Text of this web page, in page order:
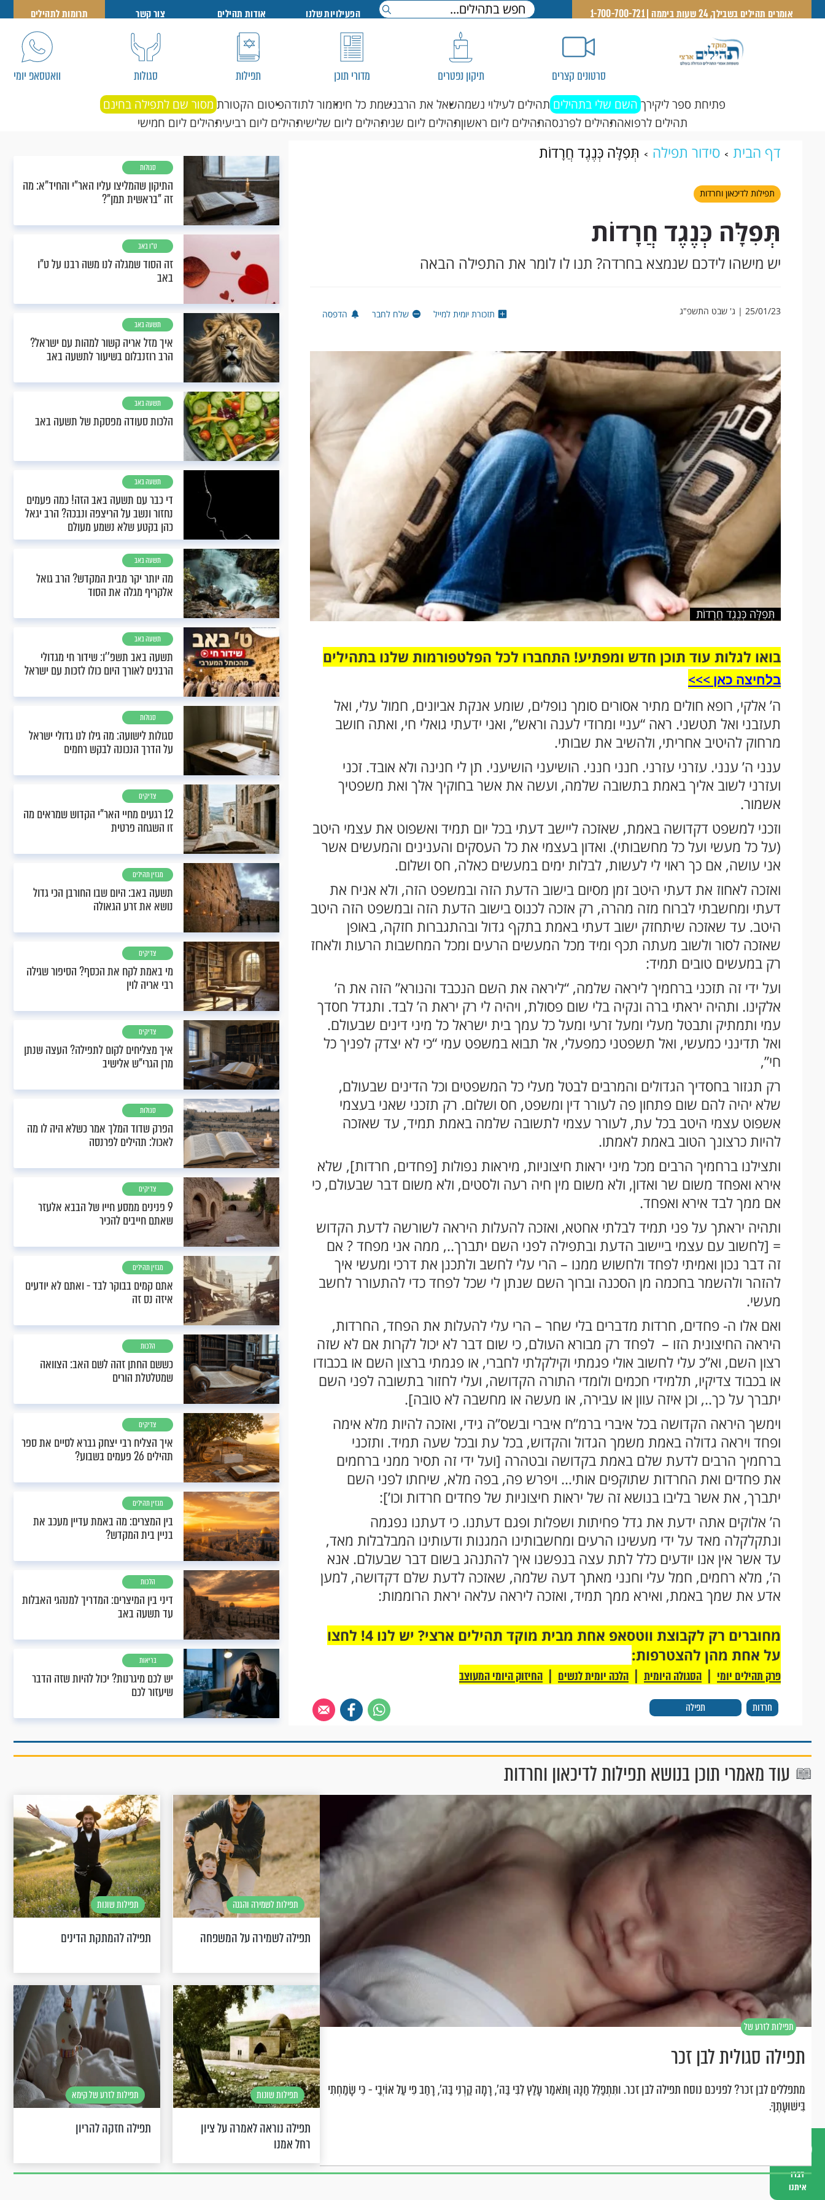
דברו
איתנו
אומרים תהילים בשבילך, 24 שעות ביממה | 1-700-700-721 הפעילויות שלנו אודות תהילים צור קשר תרומות לתהילים
סרטונים קצרים תיקון נפטרים מדורי תוכן תפילות סגולות וואטסאפ יומי
פתיחת ספר ליקירך השם שלי בתהילים תהילים לעילוי נשמהשאל את הרבנשמת כל חימזמור לתודהפיטום הקטורת מסור שם לתפילה בחינם
תהילים לרפואהתהילים לפרנסהתהילים ליום ראשוןתהילים ליום שניתהילים ליום שלישיתהילים ליום רביעיתהילים ליום חמישי
דף הבית סידור תפילה תְּפִלָּה כְּנֶגֶד חֲרָדוֹת
תפילות לדיכאון וחרדות
תְּפִלָּה כְּנֶגֶד חֲרָדוֹת
יש מישהו לידכם שנמצא בחרדה? תנו לו לומר את התפילה הבאה
25/01/23 | ג' שבט התשפ"ג תזכורת יומית למייל שלח לחבר הדפסה
תְּפִלָּה כְּנֶגֶד חֲרָדוֹת
בואו לגלות עוד תוכן חדש ומפתיע! התחברו לכל הפלטפורמות שלנו בתהילים
בלחיצה כאן >>>​
ה’ אלקי, רופא חולים מתיר אסורים סומך נופלים, שומע אנקת אביונים, חמול עלי, ואל
תעזבני ואל תטשני. ראה “עניי ומרודי לענה וראש”, ואני ידעתי גואלי חי, ואתה חושב
מרחוק להיטיב אחריתי, ולהשיב את שבותי.
ענני ה’ ענני. עזרני עזרני. חנני חנני. הושיעני הושיעני. תן לי חנינה ולא אובד. זכני
ועזרני לשוב אליך באמת בתשובה שלמה, ועשה את אשר בחוקיך אלך ואת משפטיך
אשמור.
וזכני למשפט דקדושה באמת, שאזכה ליישב דעתי בכל יום תמיד ואשפוט את עצמי היטב
(על כל מעשי ועל כל מחשבותי). ואדון בעצמי את כל העסקים והענינים והמעשים אשר
אני עושה, אם כך ראוי לי לעשות, לבלות ימים במעשים כאלה, חס ושלום.
ואזכה לאחוז את דעתי היטב זמן מסיום בישוב הדעת הזה ובמשפט הזה, ולא אניח את
דעתי ומחשבתי לברוח מזה מהרה, רק אזכה לכנוס בישוב הדעת הזה ובמשפט הזה היטב
היטב. עד שאזכה שיתחזק ישוב דעתי באמת בתקף גדול ובהתגברות חזקה, באופן
שאזכה לסור ולשוב מעתה תכף ומיד מכל המעשים הרעים ומכל המחשבות הרעות ולאחז
רק במעשים טובים תמיד:
ועל ידי זה תזכני ברחמיך ליראה שלמה, “ליראה את השם הנכבד והנורא” הזה את ה’
אלקינו. ותהיה יראתי ברה ונקיה בלי שום פסולת, ויהיה לי רק יראת ה’ לבד. ותגדל חסדך
עמי ותמתיק ותבטל מעלי ומעל זרעי ומעל כל עמך בית ישראל כל מיני דינים שבעולם.
ואל תדינני כמעשי, ואל תשפטני כמפעלי, אל תבוא במשפט עמי “כי לא יצדק לפניך כל
חי”,
רק תגזור בחסדיך הגדולים והמרבים לבטל מעלי כל המשפטים וכל הדינים שבעולם,
שלא יהיה להם שום פתחון פה לעורר דין ומשפט, חס ושלום. רק תזכני שאני בעצמי
אשפוט עצמי היטב בכל עת, לעורר עצמי לתשובה שלמה באמת תמיד, עד שאזכה
להיות כרצונך הטוב באמת לאמתו.
ותצילנו ברחמיך הרבים מכל מיני יראות חיצוניות, מיראות נפולות [פחדים, חרדות], שלא
אירא ואפחד משום שר ואדון, ולא משום מין חיה רעה ולסטים, ולא משום דבר שבעולם, כי
אם ממך לבד אירא ואפחד.
ותהיה יראתך על פני תמיד לבלתי אחטא, ואזכה להעלות היראה לשורשה לדעת הקדוש
= [לחשוב עם עצמי ביישוב הדעת ובתפילה לפני השם יתברך.., ממה אני מפחד ? אם
זה דבר נכון ואמיתי לפחד ולחשוש ממנו – הרי עלי לחשב ולתכנן את דרכי ומעשי איך
להזהר ולהשמר בחכמה מן הסכנה וברוך השם שנתן לי שכל לפחד כדי להתעורר לחשב
מעשי.
ואם אלו ה- פחדים, חרדות מדברים בלי שחר – הרי עלי להעלות את הפחד, החרדות,
היראה החיצונית הזו – לפחד רק מבורא העולם, כי שום דבר לא יכול לקרות אם לא שזה
רצון השם, וא”כ עלי לחשוב אולי פגמתי וקילקלתי לחברי, או פגמתי ברצון השם או בכבודו
או בכבוד צדיקיו, תלמידי חכמים ולומדי התורה הקדושה, ועלי לחזור בתשובה לפני השם
יתברך על כך.., וכן איזה עוון או עבירה, או מעשה או מחשבה לא טובה].
וימשך היראה הקדושה בכל איברי ברמ”ח איברי ובשס”ה גידי, ואזכה להיות מלא אימה
ופחד ויראה גדולה באמת משמך הגדול והקדוש, בכל עת ובכל שעה תמיד. ותזכני
ברחמיך הרבים לדעת שלם באמת בקדושה ובטהרה [ועל ידי זה תסיר ממני ברחמים
את פחדים ואת החרדות שתוקפים אותי… ויפרש פה, בפה מלא, שיחתו לפני השם
יתברך, את אשר בליבו בנושא זה של יראות חיצוניות של פחדים חרדות וכו’]:
ה’ אלוקים אתה ידעת את גדל פחיתות ושפלות ופגם דעתנו. כי דעתנו נפגמה
ונתקלקלה מאד על ידי מעשינו הרעים ומחשבותינו המגנות ודעותינו המבלבלות מאד,
עד אשר אין אנו יודעים כלל לתת עצה בנפשנו איך להתנהג בשום דבר שבעולם. אנא
ה’, מלא רחמים, חמל עלי וחנני מאתך דעה שלמה, שאזכה לדעת שלם דקדושה, למען
אדע את שמך באמת, ואירא ממך תמיד, ואזכה ליראה עלאה יראת הרוממות:
חרדות תפילה
מחוברים רק לקבוצת ווטסאפ אחת מבית מוקד תהילים ארצי? יש לנו 4! לחצו
על אחת מהן להצטרפות:
פרק תהילים יומי | הסגולה היומית | הלכה יומית לנשים | החיזוק היומי המעוצב
סגולות
התיקון שהמליצו עליו האר"י והחיד"א: מה
זה "בראשית תמן"?
ט"ו באב
זה הסוד שמגלה לנו משה רבנו על ט"ו
באב
תשעה באב
איך מזל אריה קשור למהות עם ישראל?
הרב רוזנבלום בשיעור לתשעה באב
תשעה באב
הלכות סעודה מפסקת של תשעה באב
תשעה באב
די כבר עם תשעה באב הזה! כמה פעמים
נחזור ונשב על הריצפה ונבכה? הרב יגאל
כהן בקטע שלא נשמע מעולם
תשעה באב
מה יותר יקר מבית המקדש? הרב גואל
אלקריף מגלה את הסוד
תשעה באב
תשעה באב תשפ''ו: שידור חי מגדולי
הרבנים לאורך היום כולו לזכות עם ישראל
סגולות
סגולות לישועה: מה גילו לנו גדולי ישראל
על הדרך הנכונה לבקש רחמים
צדיקים
12 רגעים מחיי האר"י הקדוש שמראים מה
זו השגחה פרטית
מגזין תהילים
תשעה באב: היום שבו החורבן הכי גדול
נושא את זרע הגאולה
צדיקים
מי באמת לקח את הכסף? הסיפור שגילה
רבי אריה לוין
צדיקים
איך מצליחים לקום לתפילה? העצה שנתן
מרן הגרי"ש אלישיב
סגולות
הפרק שדוד המלך אמר כשלא היה לו מה
לאכול: תהילים לפרנסה
צדיקים
9 פנינים ממסע חייו של הבבא אלעזר
שאתם חייבים להכיר
מגזין תהילים
אתם קמים בבוקר לבד - ואתם לא יודעים
איזה נס זה
הלכות
כששם החתן זהה לשם האב: הצוואה
שמטלטלת הורים
צדיקים
איך הצליח רבי יצחק גברא לסיים את ספר
תהילים 26 פעמים בשבוע?
מגזין תהילים
בין המצרים: מה באמת עדיין מעכב את
בניין בית המקדש?
הלכות
דיני בין המיצרים: המדריך למנהגי האבלות
עד תשעה באב
בריאות
יש לכם מיגרנות? יכול להיות שזה הדבר
שיעזור לכם
עוד מאמרי תוכן בנושא תפילות לדיכאון וחרדות
תפילות לזרע של
תפילה סגולית לבן זכר
מתפללים לבן זכר? לפניכם נוסח תפילה לבן זכר. ותִּתְפַּלֵּל חַנָּה וַתֹּאמַר עָלַץ לִבִּי בַּה', רָמָה קַרְנִי בַּה', רָחַב פִּי עַל אוֹיְבַי - כִּי שָׂמַחְתִּי
בִּישׁוּעָתֶךָ.
תפילות לשמירה והגנה
תפילה לשמירה על המשפחה
תפילות שונות
תפילה להמתקת הדינים
תפילות שונות
תפילה נוראה לאמרה על ציון
רחל אמנו
תפילות לזרע של קימא
תפילה חזקה להריון